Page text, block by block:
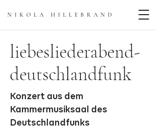
NIKOLA HILLEBRAN D
liebesliederabend-
deutschlandfunk
Konzert aus dem
Kammermusiksaal des
Deutschlandfunks